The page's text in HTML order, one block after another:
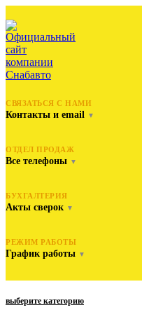
СВЯЗАТЬСЯ С НАМИ
Контакты и email ▼
ОТДЕЛ ПРОДАЖ
Все телефоны ▼
БУХГАЛТЕРИЯ
Акты сверок ▼
РЕЖИМ РАБОТЫ
График работы ▼
выберите категорию